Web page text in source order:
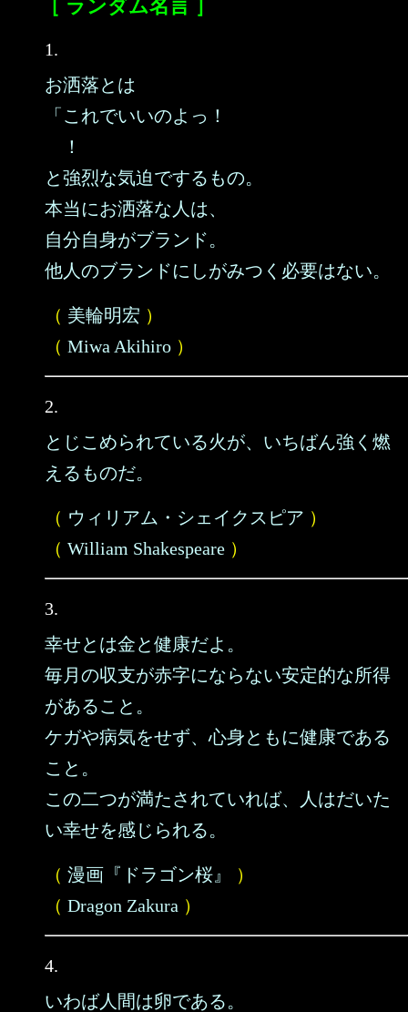
［ ランダム名言 ］
1.
お洒落とは
「これでいいのよっ！
！
と強烈な気迫でするもの。
本当にお洒落な人は、
自分自身がブランド。
他人のブランドにしがみつく必要はない。
（ 美輪明宏 ）
（ Miwa Akihiro ）
2.
とじこめられている火が、いちばん強く燃
えるものだ。
（ ウィリアム・シェイクスピア ）
（ William Shakespeare ）
3.
幸せとは金と健康だよ。
毎月の収支が赤字にならない安定的な所得
があること。
ケガや病気をせず、心身ともに健康である
こと。
この二つが満たされていれば、人はだいた
い幸せを感じられる。
（ 漫画『ドラゴン桜』
）
（ Dragon Zakura ）
4.
いわば人間は卵である。